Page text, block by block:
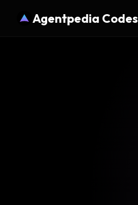
Agentpedia Codes